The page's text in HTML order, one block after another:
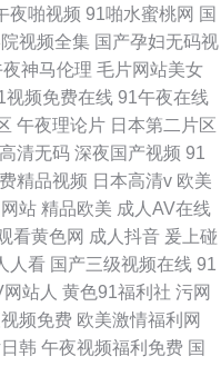
夜啪视频 91啪水蜜桃网 国
视频全集 国产孕妇无码视
夜神马伦理 毛片网站美女
视频免费在线 91午夜在线
午夜理论片 日本第二片区
清无码 深夜国产视频 91
精品视频 日本高清v 欧美
站 精品欧美 成人AV在线
看黄色网 成人抖音 爰上碰
人看 国产三级视频在线 91
站人 黄色91福利社 污网
频免费 欧美激情福利网
韩 午夜视频福利免费 国